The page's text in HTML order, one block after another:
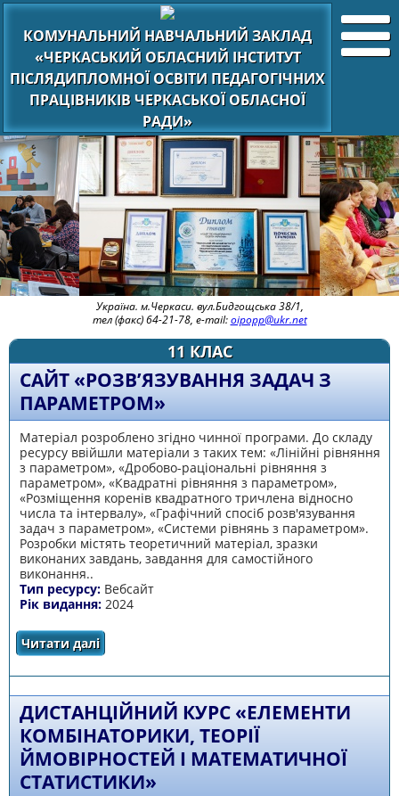
КОМУНАЛЬНИЙ НАВЧАЛЬНИЙ ЗАКЛАД
«ЧЕРКАСЬКИЙ ОБЛАСНИЙ ІНСТИТУТ
ПІСЛЯДИПЛОМНОЇ ОСВІТИ ПЕДАГОГІЧНИХ
ПРАЦІВНИКІВ ЧЕРКАСЬКОЇ ОБЛАСНОЇ
РАДИ»
Україна. м.Черкаси. вул.Бидгощська 38/1,
тел (факс) 64-21-78, e-mail:oipopp@ukr.net
11 КЛАС
САЙТ «РОЗВ’ЯЗУВАННЯ ЗАДАЧ З
ПАРАМЕТРОМ»
Матеріал розроблено згідно чинної програми. До складу
ресурсу ввійшли матеріали з таких тем: «Лінійні рівняння
з параметром», «Дробово-раціональні рівняння з
параметром», «Квадратні рівняння з параметром»,
«Розміщення коренів квадратного тричлена відносно
числа та інтервалу», «Графічний спосіб розв'язування
задач з параметром», «Системи рівнянь з параметром».
Розробки містять теоретичний матеріал, зразки
виконаних завдань, завдання для самостійного
виконання..
Тип ресурсу: Вебсайт
Рік видання: 2024
Читати далі
ДИСТАНЦІЙНИЙ КУРС «ЕЛЕМЕНТИ
КОМБІНАТОРИКИ, ТЕОРІЇ
ЙМОВІРНОСТЕЙ І МАТЕМАТИЧНОЇ
СТАТИСТИКИ»